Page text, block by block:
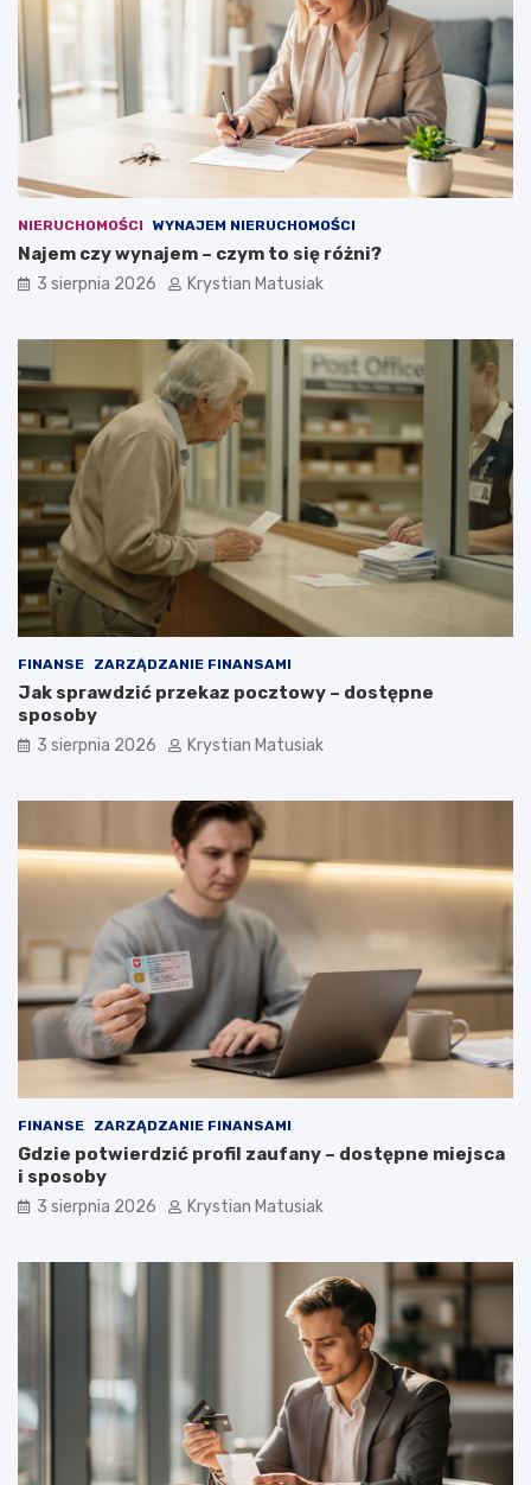
NIERUCHOMOŚCI WYNAJEM NIERUCHOMOŚCI
Najem czy wynajem – czym to się różni?
3 sierpnia 2026 Krystian Matusiak
FINANSE ZARZĄDZANIE FINANSAMI
Jak sprawdzić przekaz pocztowy – dostępne
sposoby
3 sierpnia 2026 Krystian Matusiak
FINANSE ZARZĄDZANIE FINANSAMI
Gdzie potwierdzić profil zaufany – dostępne miejsca
i sposoby
3 sierpnia 2026 Krystian Matusiak